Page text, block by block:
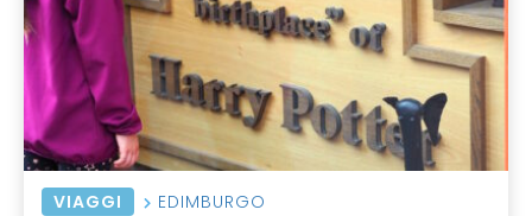
VIAGGI EDIMBURGO